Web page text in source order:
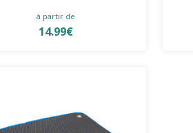
à partir de
14.99€